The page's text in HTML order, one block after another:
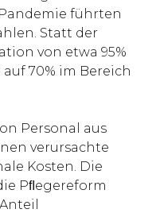
führten
Statt der
von etwa 95%
70% im Bereich
Personal aus
verursachte
Kosten. Die
Pﬂegereform